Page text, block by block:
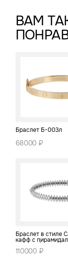
ВАМ
Браслет Б-003л
68000 ₽
Браслет в стиле
кафф с
110000 ₽